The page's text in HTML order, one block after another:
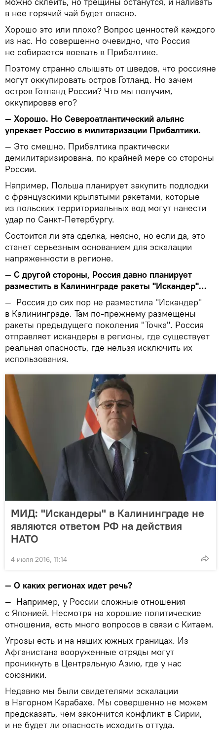
в нее горячий чай будет опасно.
Хорошо это или плохо? Вопрос ценностей каждого
из нас. Но совершенно очевидно, что Россия
не собирается воевать в Прибалтике.
Поэтому странно слышать от шведов, что россияне
могут оккупировать остров Готланд. Но зачем
остров Готланд России? Что мы получим,
оккупировав его?
— Хорошо. Но Североатлантический альянс
упрекает Россию в милитаризации Прибалтики.
— Это смешно. Прибалтика практически
демилитаризирована, по крайней мере со стороны
России.
Например, Польша планирует закупить подлодки
с французскими крылатыми ракетами, которые
из польских территориальных вод могут нанести
удар по Санкт-Петербургу.
Состоится ли эта сделка, неясно, но если да, это
станет серьезным основанием для эскалации
напряженности в регионе.
— С другой стороны, Россия давно планирует
разместить в Калининграде ракеты "Искандер"…
— Россия до сих пор не разместила "Искандер"
в Калининграде. Там по-прежнему размещены
ракеты предыдущего поколения "Точка". Россия
отправляет искандеры в регионы, где существует
реальная опасность, где нельзя исключить их
использования.
МИД: "Искандеры" в Калининграде не
являются ответом РФ на действия
НАТО
4 июля 2016, 11:14
— О каких регионах идет речь?
— Например, у России сложные отношения
с Японией. Несмотря на хорошие политические
отношения, есть много вопросов в связи с Китаем.
Угрозы есть и на наших южных границах. Из
Афганистана вооруженные отряды могут
проникнуть в Центральную Азию, где у нас
союзники.
Недавно мы были свидетелями эскалации
в Нагорном Карабахе. Мы совершенно не можем
предсказать, чем закончится конфликт в Сирии,
и не будет ли опасность исходить оттуда.